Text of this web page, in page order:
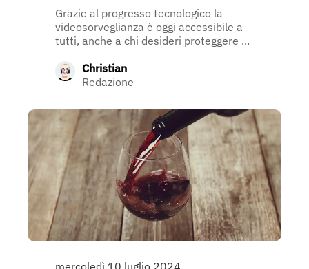
Grazie al progresso tecnologico la
videosorveglianza è oggi accessibile a
tutti, anche a chi desideri proteggere ...
Christian
Redazione